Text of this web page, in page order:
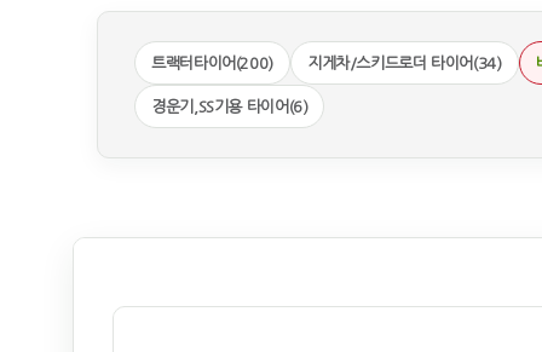
트랙터타이어(200) 지게차/스키드로더 타이어(34)
경운기,SS기용 타이어(6)